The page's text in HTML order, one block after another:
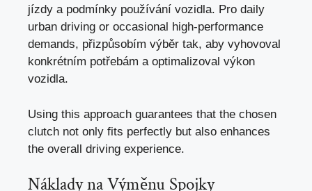
jízdy a podmínky používání vozidla. Pro daily
urban driving or occasional high-performance
demands, přizpůsobím výběr tak, aby vyhovoval
konkrétním potřebám a optimalizoval výkon
vozidla.
Using this approach guarantees that the chosen
clutch not only fits perfectly but also enhances
the overall driving experience.
Náklady na Výměnu Spojky